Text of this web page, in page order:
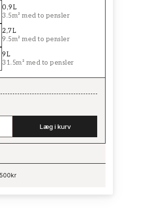
0,9L
3.5m² med to pensler
2,7L
9.5m² med to pensler
9L
31.5m² med to pensler
Læg i kurv